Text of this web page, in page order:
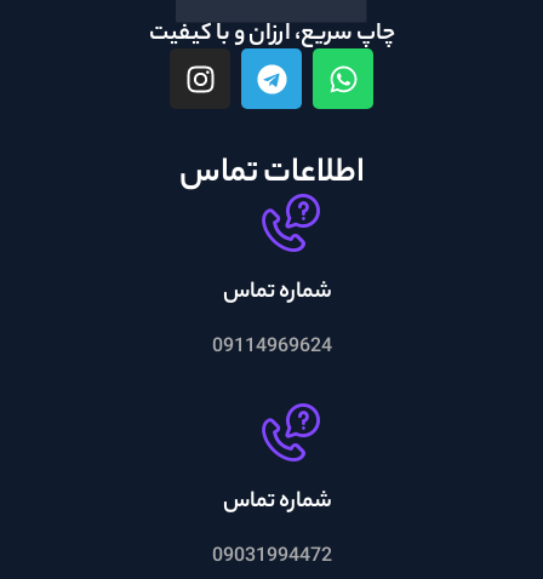
چاپ سریع، ارزان و با کیفیت
اطلاعات تماس
شماره تماس
09114969624
شماره تماس
09031994472